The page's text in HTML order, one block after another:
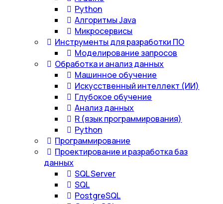
Python
Алгоритмы Java
Микросервисы
Инструменты для разработки ПО
Моделирование запросов
Обработка и анализ данных
Машинное обучение
Искусственный интеллект (ИИ)
Глубокое обучение
Анализ данных
R (язык программирования)
Python
Программирование
Проектирование и разработка баз
данных
SQL Server
SQL
PostgreSQL